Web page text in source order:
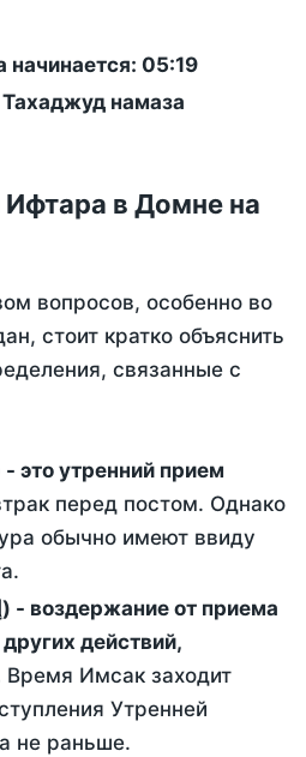
начинается: 05:19
намаза
в Домне на
вопросов, особенно во
стоит кратко объяснить
связанные с
перед постом. Однако
обычно имеют ввиду
действий,
Время Имсак заходит
Утренней
не раньше.